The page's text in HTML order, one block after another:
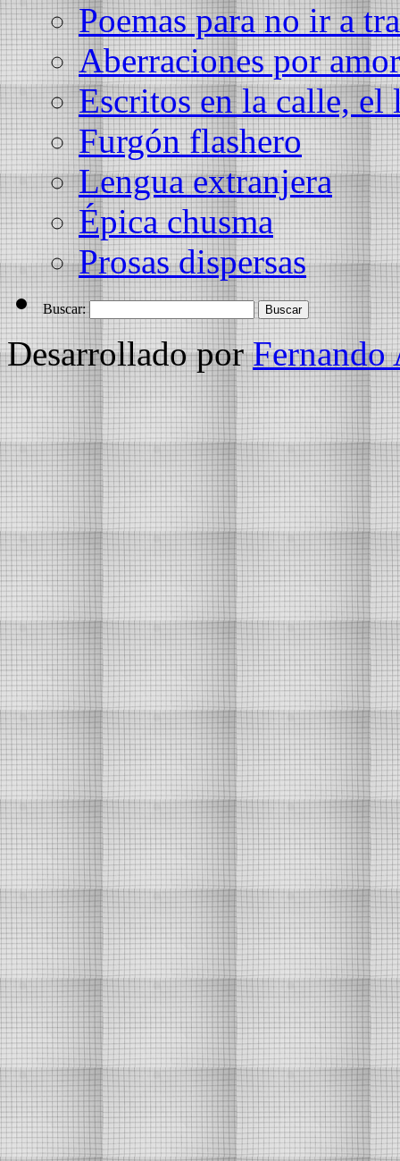
Poemas para no ir a
Aberraciones por amor
Escritos en la calle, el
Furgón flashero
Lengua extranjera
Épica chusma
Prosas dispersas
Buscar:
Desarrollado porFernando